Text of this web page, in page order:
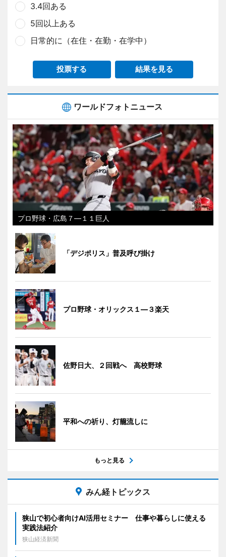
3.4回ある
5回以上ある
日常的に（在住・在勤・在学中）
投票する 結果を見る
ワールドフォトニュース
プロ野球・広島７―１１巨人
「デジポリス」普及呼び掛け
プロ野球・オリックス１―３楽天
佐野日大、２回戦へ 高校野球
平和への祈り、灯籠流しに
もっと見る
みん経トピックス
狭山で初心者向けAI活用セミナー 仕事や暮らしに使える
実践法紹介
狭山経済新聞